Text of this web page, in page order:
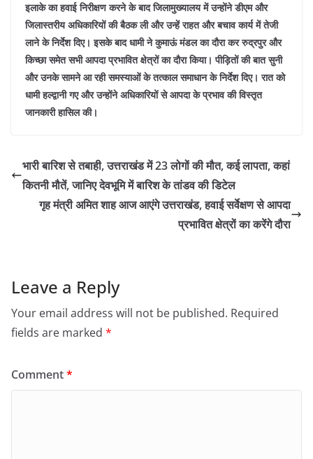
इलाके का हवाई निरीक्षण करने के बाद जिलामुख्यालय में उन्होंने डीएम और
जिलास्तरीय अधिकारियों की बैठक ली और उन्हें राहत और बचाव कार्य में तेजी
लाने के निर्देश दिए। इसके बाद धामी ने कुमाऊं मंडल का दौरा कर रुद्रपुर और
किच्छा समेत सभी आपदा प्रभावित क्षेत्रों का दौरा किया। पीड़ितों की बात सुनी
और उनके सामने आ रही समस्याओं के तत्काल समाधान के निर्देश दिए। रात को
धामी हल्द्वानी गए और उन्होंने अधिकारियों से आपदा के प्रभाव की विस्तृत
जानकारी हासिल की।
भारी बारिश से तबाही, उत्तराखंड में 23 लोगों की मौत, कई लापता, कहां
कितनी मौतें, जानिए देवभूमि में बारिश के तांडव की डिटेल
गृह मंत्री अमित शाह आज आएंगे उत्तराखंड, हवाई सर्वेक्षण से आपदा
प्रभावित क्षेत्रों का करेंगे दौरा
Leave a Reply
Your email address will not be published. Required
fields are marked *
Comment*